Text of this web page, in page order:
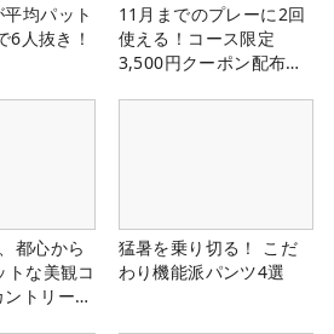
均パット
6人抜き！
11月までのプレーに2回
使える！コース限定
3,500円クーポン配布
都心から
トな美観コ
トリー俱
猛暑を乗り切る！ こだ
わり機能派パンツ4選